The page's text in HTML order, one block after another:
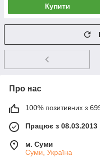
Купити
Про нас
100% позитивних з 699
Працює з 08.03.2013
м. Суми
Суми, Україна